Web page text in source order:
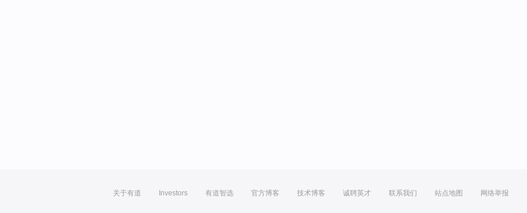
关于有道 Investors 有道智选 官方博客 技术博客 诚聘英才 联系我们 站点地图 网络举报